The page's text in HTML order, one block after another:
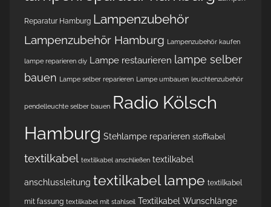
Reparatur Hamburg Lampenzubehör
Lampenzubehör Hamburg Lampenzubehör kaufen
lampe reparieren diy Lampe restaurieren lampe selber
bauen Lampe selber reparieren Lampe umbauen leuchtenzubehör
pendelleuchte selber bauen Radio Kölsch
Hamburg Stehlampe reparieren stoffkabel
textilkabel textilkabel anschließen textilkabel
anschlussleitung textilkabel lampe textilkabel
mit fassung textilkabel mit stahlseil Textilkabel Wunschlänge